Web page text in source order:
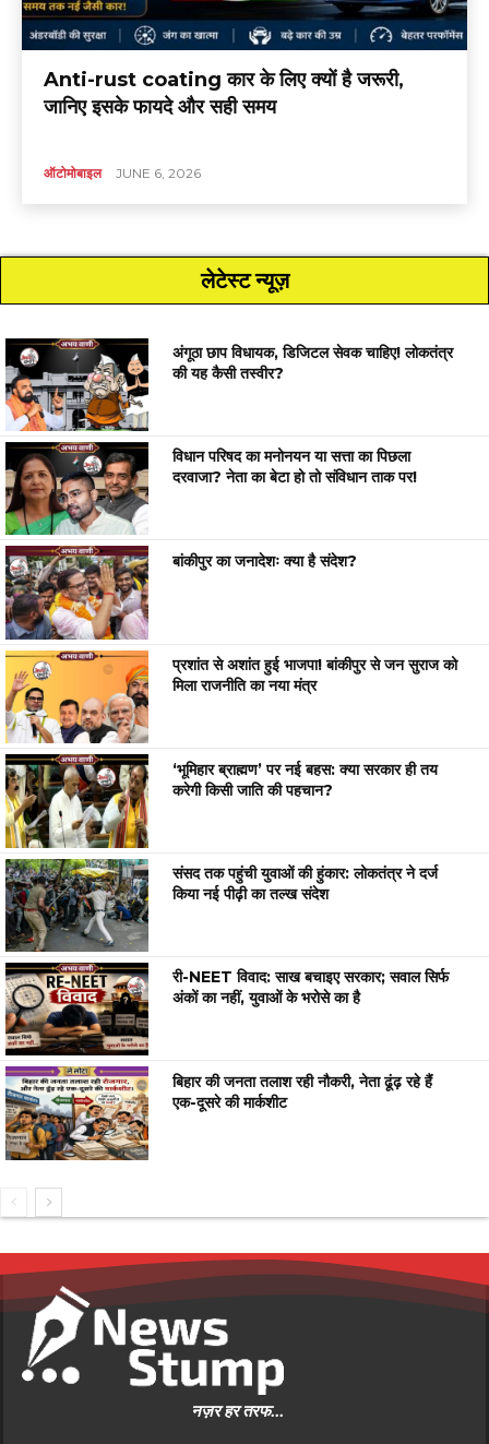
Anti-rust coating कार के लिए क्यों है जरूरी,
जानिए इसके फायदे और सही समय
ऑटोमोबाइल JUNE 6, 2026
लेटेस्ट न्यूज़
अंगूठा छाप विधायक, डिजिटल सेवक चाहिए! लोकतंत्र
की यह कैसी तस्वीर?
विधान परिषद का मनोनयन या सत्ता का पिछला
दरवाजा? नेता का बेटा हो तो संविधान ताक पर!
बांकीपुर का जनादेशः क्या है संदेश?
प्रशांत से अशांत हुई भाजपा! बांकीपुर से जन सुराज को
मिला राजनीति का नया मंत्र
‘भूमिहार ब्राह्मण’ पर नई बहस: क्या सरकार ही तय
करेगी किसी जाति की पहचान?
संसद तक पहुंची युवाओं की हुंकार: लोकतंत्र ने दर्ज
किया नई पीढ़ी का तल्ख संदेश
री-NEET विवाद: साख बचाइए सरकार; सवाल सिर्फ
अंकों का नहीं, युवाओं के भरोसे का है
बिहार की जनता तलाश रही नौकरी, नेता ढूंढ़ रहे हैं
एक-दूसरे की मार्कशीट
नज़र हर तरफ...